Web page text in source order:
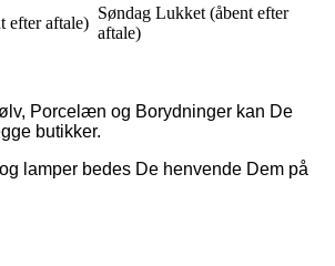
efter aftale)
Søndag Lukket (åbent efter
aftale)
Porcelæn og Borydninger kan De
butikker.
lamper bedes De henvende Dem på